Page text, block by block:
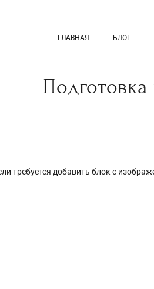
ГЛАВНАЯ БЛОГ
Подготовка
требуется добавить блок с